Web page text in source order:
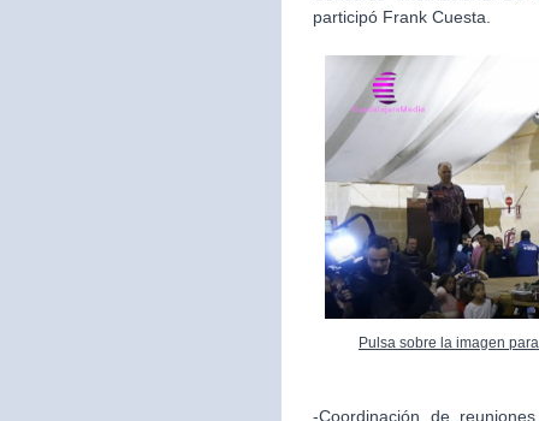
participó Frank Cuesta.
Pulsa sobre la imagen
-Coordinación de